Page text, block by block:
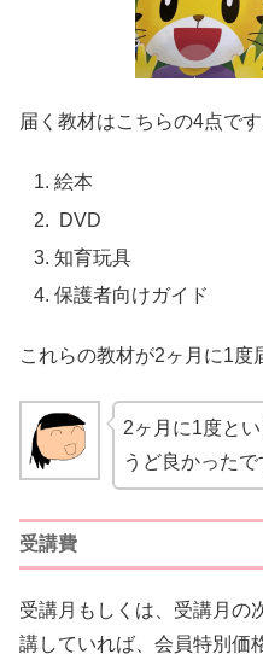
届く教材はこちらの4点です
絵本
DVD
知育玩具
保護者向けガイド
これらの教材が2ヶ月に1度
2ヶ月に1度と
うど良かったで
受講費
受講月もしくは、受講月の
講していれば、会員特別価